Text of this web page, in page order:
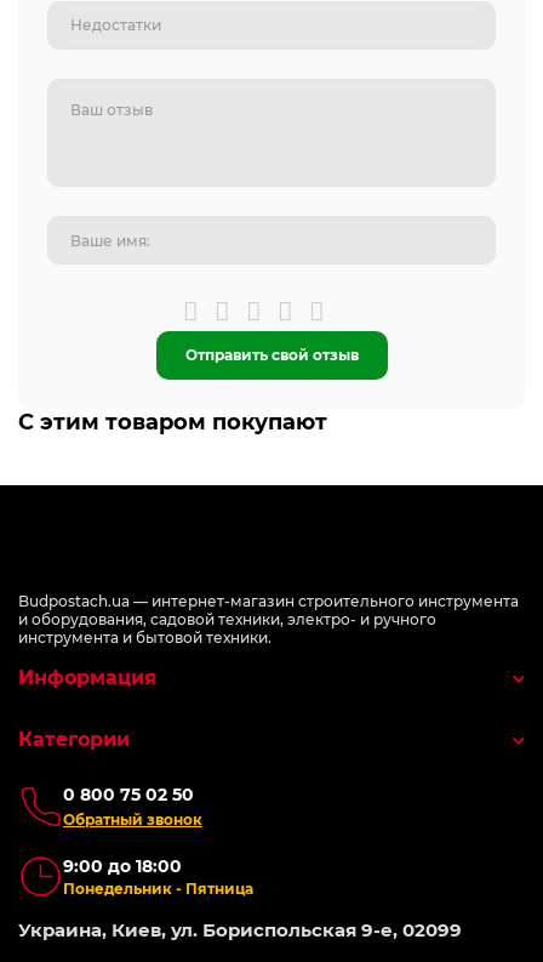
Отправить свой отзыв
С этим товаром покупают
Budpostach.ua — интернет-магазин строительного инструмента
и оборудования, садовой техники, электро- и ручного
инструмента и бытовой техники.
0 800 75 02 50
Обратный звонок
9:00 до 18:00
Понедельник - Пятница
Украина, Киев, ул. Бориспольская 9-е, 02099
Информация
Категории